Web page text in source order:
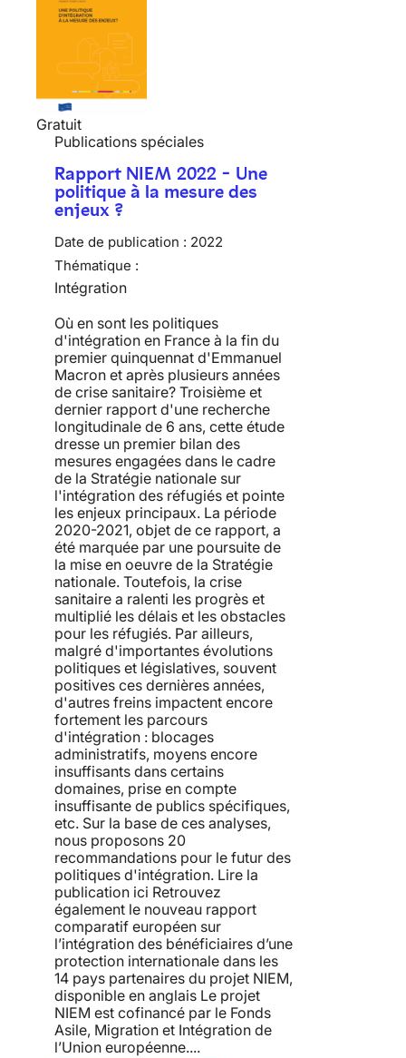
Gratuit
Publications spéciales
Rapport NIEM 2022 - Une
politique à la mesure des
enjeux ?
Date de publication : 2022
Thématique :
Intégration
Où en sont les politiques
d'intégration en France à la fin du
premier quinquennat d'Emmanuel
Macron et après plusieurs années
de crise sanitaire? Troisième et
dernier rapport d'une recherche
longitudinale de 6 ans, cette étude
dresse un premier bilan des
mesures engagées dans le cadre
de la Stratégie nationale sur
l'intégration des réfugiés et pointe
les enjeux principaux. La période
2020-2021, objet de ce rapport, a
été marquée par une poursuite de
la mise en oeuvre de la Stratégie
nationale. Toutefois, la crise
sanitaire a ralenti les progrès et
multiplié les délais et les obstacles
pour les réfugiés. Par ailleurs,
malgré d'importantes évolutions
politiques et législatives, souvent
positives ces dernières années,
d'autres freins impactent encore
fortement les parcours
d'intégration : blocages
administratifs, moyens encore
insuffisants dans certains
domaines, prise en compte
insuffisante de publics spécifiques,
etc. Sur la base de ces analyses,
nous proposons 20
recommandations pour le futur des
politiques d'intégration. Lire la
publication ici Retrouvez
également le nouveau rapport
comparatif européen sur
l’intégration des bénéficiaires d’une
protection internationale dans les
14 pays partenaires du projet NIEM,
disponible en anglais Le projet
NIEM est cofinancé par le Fonds
Asile, Migration et Intégration de
l’Union européenne....